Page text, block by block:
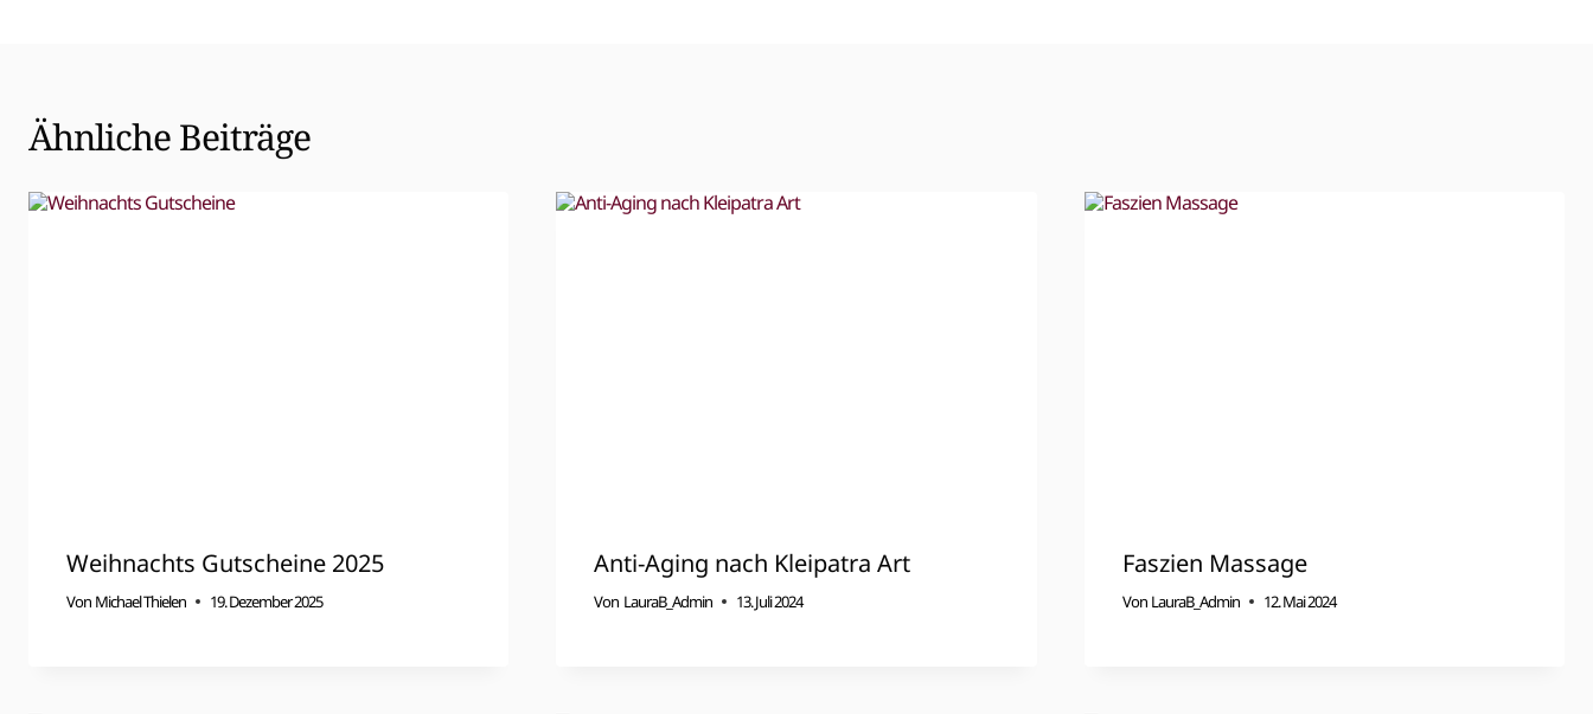
Ähnliche Beiträge
Weihnachts Gutscheine 2025
Von Michael Thielen 19. Dezember 2025
Anti-Aging nach Kleipatra Art
Von LauraB_Admin 13. Juli 2024
Faszien Massage
Von LauraB_Admin 12. Mai 2024